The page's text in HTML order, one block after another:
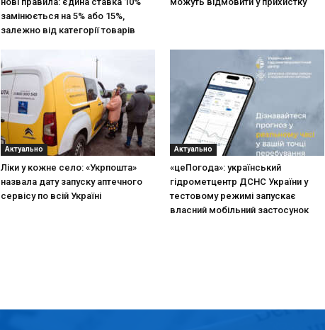
замінюється на 5% або 15%,
залежно від категорії товарів
Актуально
Ліки у кожне село: «Укрпошта»
назвала дату запуску аптечного
сервісу по всій Україні
Актуально
«цеПогода»: український
гідрометцентр ДСНС України у
тестовому режимі запускає
власний мобільний застосунок